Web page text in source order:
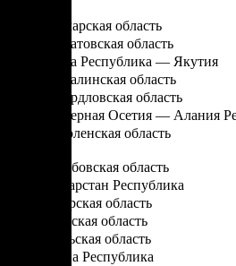
Самарская область
Саратовская область
Саха Республика — Якутия
Сахалинская область
Свердловская область
Северная Осетия — Алания
Смоленская область
Тамбовская область
Татарстан Республика
Тверская область
Томская область
Тульская область
Тыва Республика